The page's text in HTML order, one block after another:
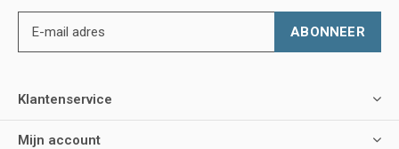
ABONNEER
Klantenservice
Mijn account